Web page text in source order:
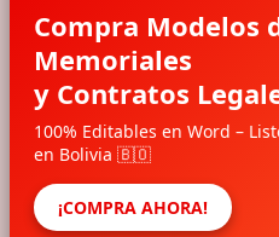
Compra Modelos
Memoriales
y Contratos
100% Editables en Word –
en Bolivia 🇧🇴
¡COMPRA AHORA!